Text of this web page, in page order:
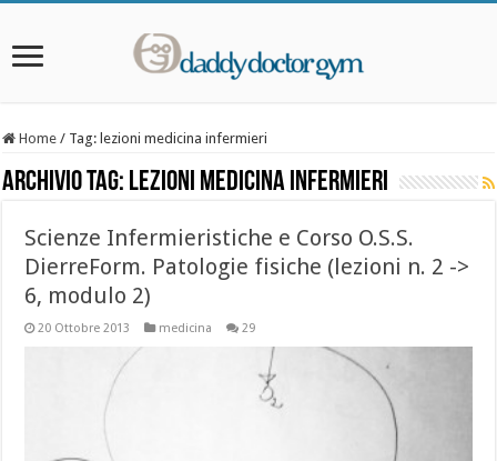
Home / Tag: lezioni medicina infermieri
Archivio Tag: lezioni medicina infermieri
Scienze Infermieristiche e Corso O.S.S.
DierreForm. Patologie fisiche (lezioni n. 2 ->
6, modulo 2)
20 Ottobre 2013 medicina 29